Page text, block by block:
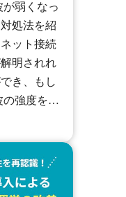
が弱くなっ
処法を紹
ット接続
明されれ
き、もし
の強度を改